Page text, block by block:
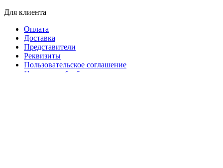
Для клиента
Оплата
Доставка
Представители
Реквизиты
Пользовательское соглашение
Политики обработки персональных данных